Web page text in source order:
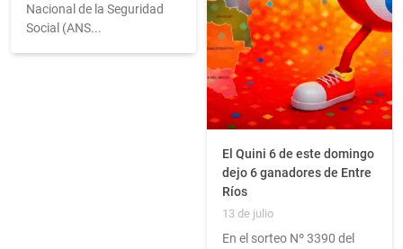
Nacional de la Seguridad
Social (ANS...
El Quini 6 de este domingo
dejo 6 ganadores de Entre
Ríos
13 de julio
En el sorteo Nº 3390 del